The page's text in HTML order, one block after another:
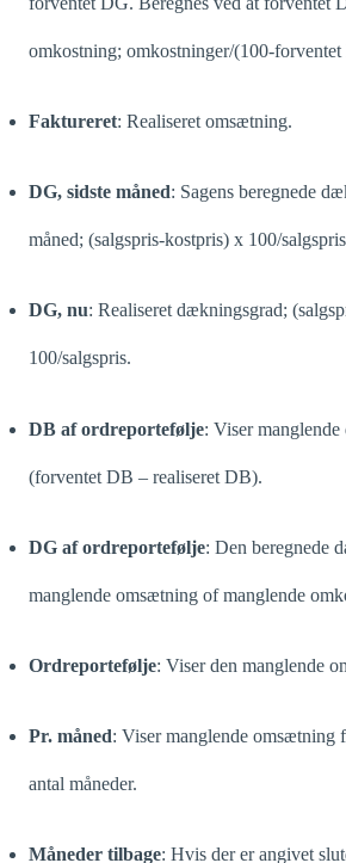
omkostning; omkostninger/(100-
Faktureret: Realiseret omsætning.
DG, sidste måned: Sagens beregnede
måned; (salgspris-kostpris) x 100/
DG, nu: Realiseret dækningsgrad;
100/salgspris.
DB af ordreportefølje: Viser
(forventet DB – realiseret DB).
DG af ordreportefølje: Den beregnede
manglende omsætning of manglende
Ordreportefølje: Viser den manglende
Pr. måned: Viser manglende omsætning
antal måneder.
Måneder tilbage: Hvis der er angivet